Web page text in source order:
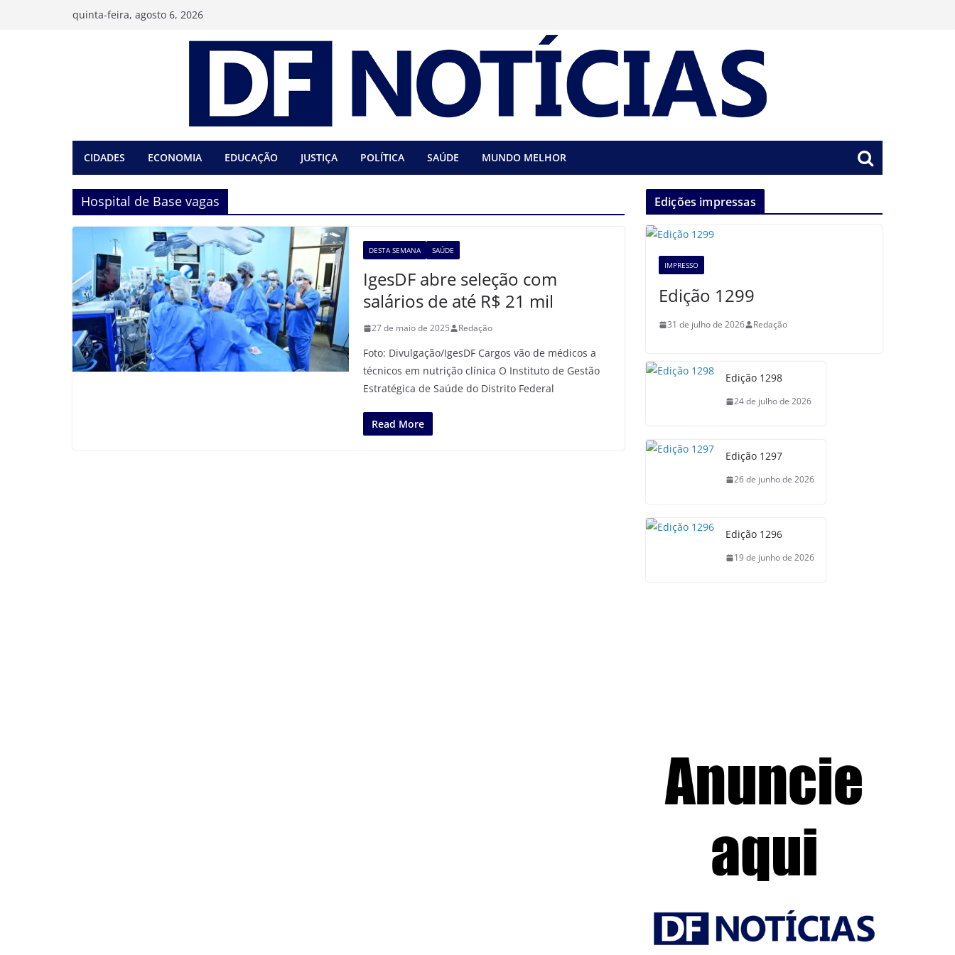
quinta-feira, agosto 6, 2026
CIDADES ECONOMIA EDUCAÇÃO JUSTIÇA POLÍTICA SAÚDE MUNDO MELHOR
Hospital de Base vagas
DESTA SEMANA SAÚDE
IgesDF abre seleção com
salários de até R$ 21 mil
27 de maio de 2025 Redação
Foto: Divulgação/IgesDF Cargos vão de médicos a
técnicos em nutrição clínica O Instituto de Gestão
Estratégica de Saúde do Distrito Federal
Read More
Edições impressas
IMPRESSO
Edição 1299
31 de julho de 2026 Redação
Edição 1298
24 de julho de 2026
Edição 1297
26 de junho de 2026
Edição 1296
19 de junho de 2026